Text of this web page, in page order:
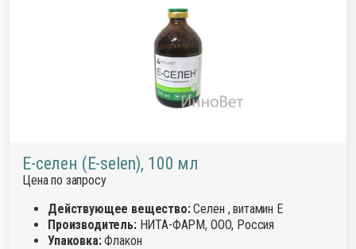
Е-селен (E-selen), 100 мл
Цена по запросу
Действующее вещество:Селен , витамин Е
Производитель:НИТА-ФАРМ, ООО, Россия
Упаковка:Флакон